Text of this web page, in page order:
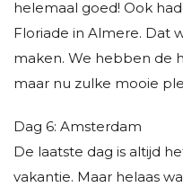
helemaal goed! Ook
Floriade in Almere. Dat
maken. We hebben de
maar nu zulke mooie
Dag 6: Amsterdam
De laatste dag is altijd
vakantie. Maar helaas